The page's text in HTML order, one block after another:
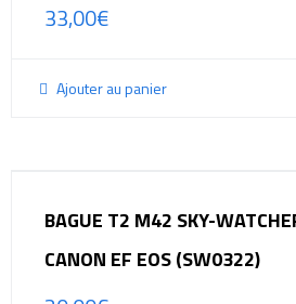
33,00€
Ajouter au panier
BAGUE T2 M42 SKY-
CANON EF EOS (SW0322)